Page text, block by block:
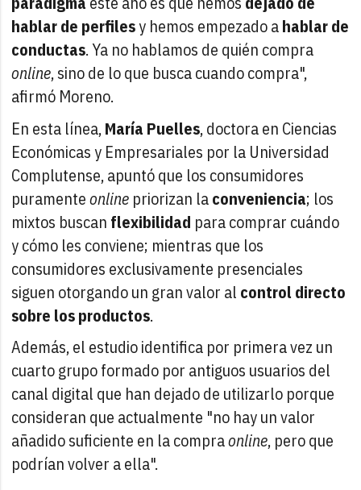
hablar de perfilesy hemos empezado ahablar de
conductas. Ya no hablamos de quién compra
online, sino de lo que busca cuando compra",
afirmó Moreno.
En esta línea,María Puelles, doctora en Ciencias
Económicas y Empresariales por la Universidad
Complutense, apuntó que los consumidores
puramenteonline priorizan laconveniencia; los
mixtos buscan flexibilidad para comprar cuándo
y cómo les conviene; mientras que los
consumidores exclusivamente presenciales
siguen otorgando un gran valor al control directo
sobre los productos.
Además, el estudio identifica por primera vez un
cuarto grupo formado por antiguos usuarios del
canal digital que han dejado de utilizarlo porque
consideran que actualmente "no hay un valor
añadido suficiente en la compraonline, pero que
podrían volver a ella".